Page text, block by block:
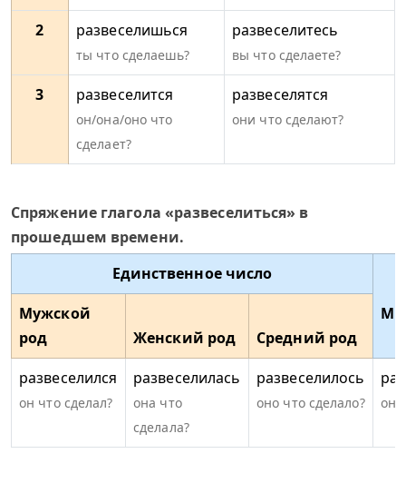
2 развеселишься
ты что сделаешь?
развеселитесь
вы что сделаете?
3 развеселится
он/она/оно что
сделает?
развеселятся
они что сделают?
Спряжение глагола «развеселиться» в
прошедшем времени.
Единственное число
Мужской
род
Женский род
Средний род
развеселился
он что сделал?
развеселилась
она что
сделала?
развеселилось
оно что сделало? они